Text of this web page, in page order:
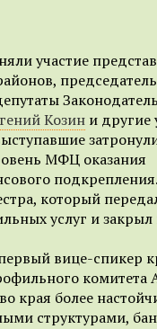
участие
Козин и другие
МФЦ оказания
подкрепления.
который
услуг и
вице-спикер
комитета
края более
структурами,